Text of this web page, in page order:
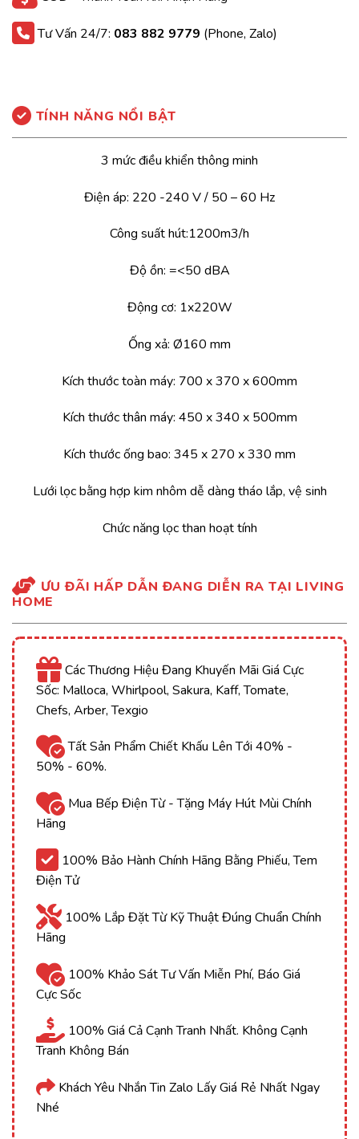
Tư Vấn 24/7: 083 882 9779 (Phone, Zalo)
TÍNH NĂNG NỔI BẬT
3 mức điều khiển thông minh
Điện áp: 220 -240 V / 50 – 60 Hz
Công suất hút:1200m3/h
Độ ồn: =<50 dBA
Động cơ: 1x220W
Ống xả: Ø160 mm
Kích thước toàn máy: 700 x 370 x 600mm
Kích thước thân máy: 450 x 340 x 500mm
Kích thước ống bao: 345 x 270 x 330 mm
Lưới lọc bằng hợp kim nhôm dễ dàng tháo lắp, vệ sinh
Chức năng lọc than hoạt tính
ƯU ĐÃI HẤP DẪN ĐANG DIỄN RA TẠI LIVING
HOME
Các Thương Hiệu Đang Khuyến Mãi Giá Cực
Sốc: Malloca, Whirlpool, Sakura, Kaff, Tomate,
Chefs, Arber, Texgio
Tất Sản Phẩm Chiết Khấu Lên Tới 40% -
50% - 60%.
Mua Bếp Điện Từ - Tặng Máy Hút Mùi Chính
Hãng
100% Bảo Hành Chính Hãng Bằng Phiếu, Tem
Điện Tử
100% Lắp Đặt Từ Kỹ Thuật Đúng Chuẩn Chính
Hãng
100% Khảo Sát Tư Vấn Miễn Phí, Báo Giá
Cực Sốc
100% Giá Cả Cạnh Tranh Nhất. Không Cạnh
Tranh Không Bán
Khách Yêu Nhắn Tin Zalo Lấy Giá Rẻ Nhất Ngay
Nhé